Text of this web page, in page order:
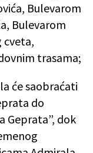
Bulevarom
Bulevarom
cveta,
trasama;
će saobraćati
do
Geprata”, dok